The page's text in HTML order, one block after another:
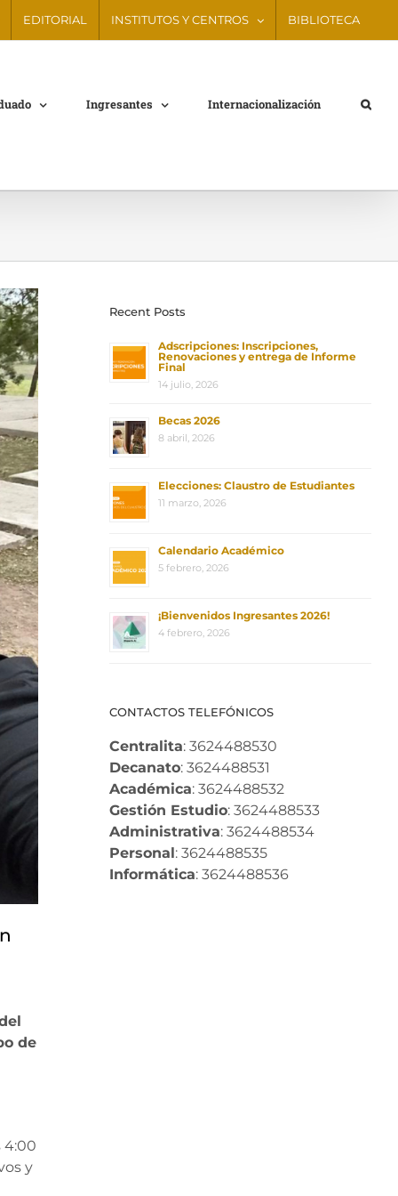
EDITORIAL INSTITUTOS Y CENTROS BIBLIOTECA
Ingresantes Internacionalización
de
4:00
y
Recent Posts
Adscripciones: Inscripciones,
Renovaciones y entrega de Informe
Final
14 julio, 2026
Becas 2026
8 abril, 2026
Elecciones: Claustro de Estudiantes
11 marzo, 2026
Calendario Académico
5 febrero, 2026
¡Bienvenidos Ingresantes 2026!
4 febrero, 2026
CONTACTOS TELEFÓNICOS
Centralita: 3624488530
Decanato: 3624488531
Académica: 3624488532
Gestión Estudio: 3624488533
Administrativa: 3624488534
Personal: 3624488535
Informática: 3624488536